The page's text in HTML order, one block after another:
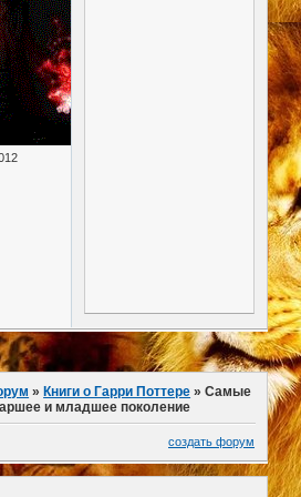
»Книги о Гарри Поттере »Cамые
и младшее поколение
создать форум